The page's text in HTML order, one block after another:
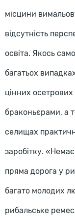
місцини
відсутність
освіта. Якось
багатьох
цінних
браконьєрами, а
селищах
заробітку.
пряма дорога у
багато молодих
рибальське